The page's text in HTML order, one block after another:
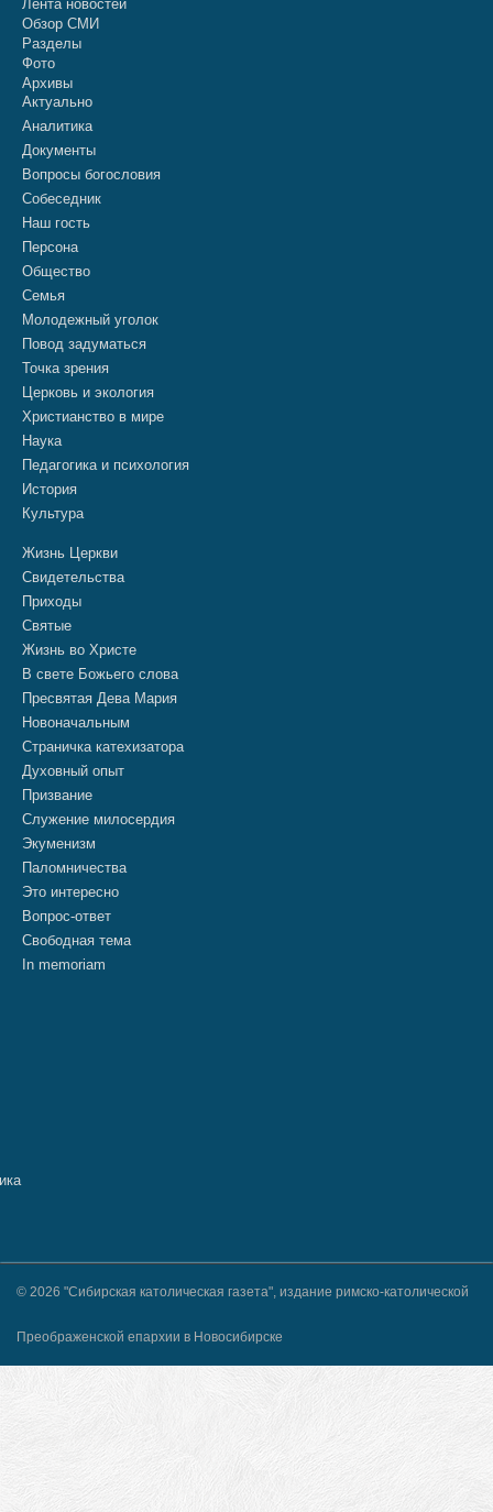
Лента новостей
Обзор СМИ
Разделы
Фото
Архивы
Актуально
Аналитика
Документы
Вопросы богословия
Собеседник
Наш гость
Персона
Общество
Семья
Молодежный уголок
Повод задуматься
Точка зрения
Церковь и экология
Христианство в мире
Наука
Педагогика и психология
История
Культура
Жизнь Церкви
Свидетельства
Приходы
Святые
Жизнь во Христе
В свете Божьего слова
Пресвятая Дева Мария
Новоначальным
Страничка катехизатора
Духовный опыт
Призвание
Служение милосердия
Экуменизм
Паломничества
Это интересно
Вопрос-ответ
Свободная тема
In memoriam
© 2026 "Сибирская католическая газета", издание римско-католической
Преображенской епархии в Новосибирске